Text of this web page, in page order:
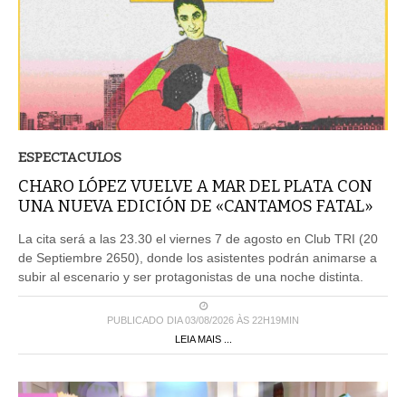
ESPECTACULOS
CHARO LÓPEZ VUELVE A MAR DEL PLATA CON
UNA NUEVA EDICIÓN DE «CANTAMOS FATAL»
La cita será a las 23.30 el viernes 7 de agosto en Club TRI (20
de Septiembre 2650), donde los asistentes podrán animarse a
subir al escenario y ser protagonistas de una noche distinta.
PUBLICADO DIA 03/08/2026 ÀS 22H19MIN
LEIA MAIS ...